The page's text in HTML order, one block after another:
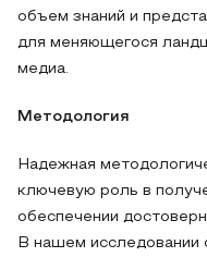
объем знаний и
для меняющегося
медиа.
Методология
Надежная
ключевую роль в
обеспечении
В нашем